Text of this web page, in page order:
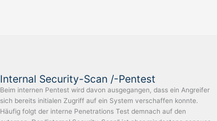
Internal Security-Scan /-Pentest
Beim internen Pentest wird davon ausgegangen, dass ein Angreifer
sich bereits initialen Zugriff auf ein System verschaffen konnte.
Häufig folgt der interne Penetrations Test demnach auf den